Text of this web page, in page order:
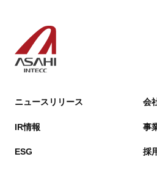
ニュースリリース 会
IR情報 事
ESG 採